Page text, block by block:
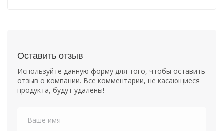
Оставить отзыв
Используйте данную форму для того, чтобы оставить
отзыв о компании. Все комментарии, не касающиеся
продукта, будут удалены!